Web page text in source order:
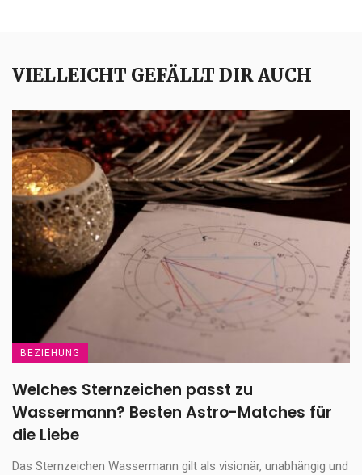
VIELLEICHT GEFÄLLT DIR AUCH
BEZIEHUNG
Welches Sternzeichen passt zu
Wassermann? Besten Astro-Matches für
die Liebe
Das Sternzeichen Wassermann gilt als visionär, unabhängig und